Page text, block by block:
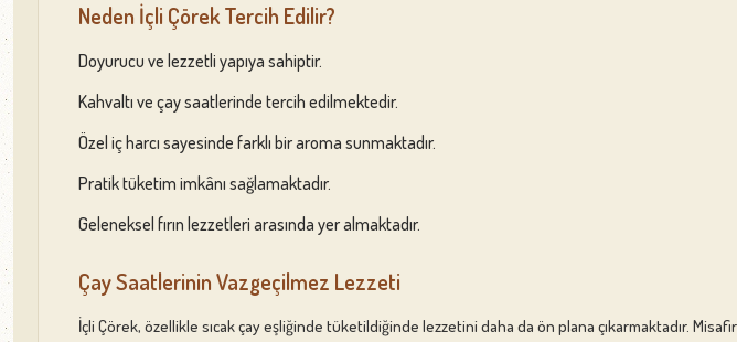
Neden İçli Çörek Tercih Edilir?
Doyurucu ve lezzetli yapıya sahiptir.
Kahvaltı ve çay saatlerinde tercih edilmektedir.
Özel iç harcı sayesinde farklı bir aroma sunmaktadır.
Pratik tüketim imkânı sağlamaktadır.
Geleneksel fırın lezzetleri arasında yer almaktadır.
Çay Saatlerinin Vazgeçilmez Lezzeti
İçli Çörek, özellikle sıcak çay eşliğinde tüketildiğinde lezzetini daha da ön plana çıkarmaktadır.